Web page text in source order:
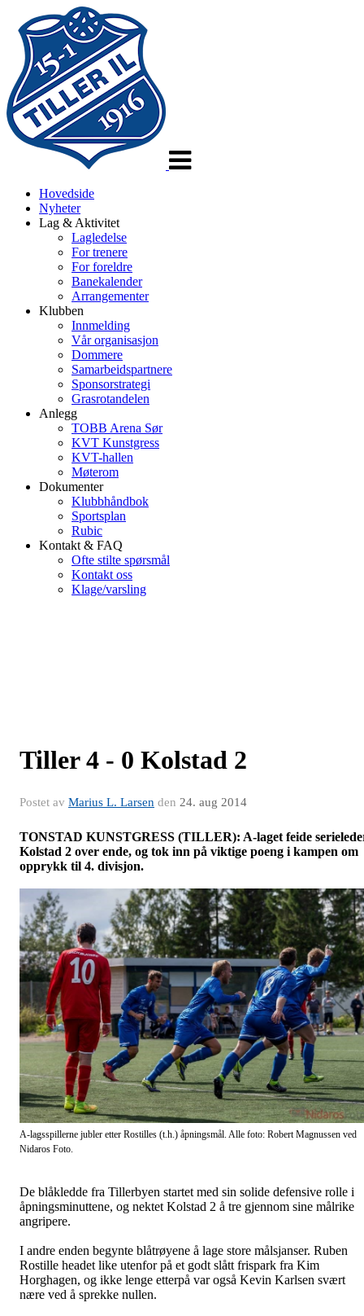
Hovedside
Nyheter
Lag & Aktivitet
Lagledelse
For trenere
For foreldre
Banekalender
Arrangementer
Klubben
Innmelding
Vår organisasjon
Dommere
Samarbeidspartnere
Sponsorstrategi
Grasrotandelen
Anlegg
TOBB Arena Sør
KVT Kunstgress
KVT-hallen
Møterom
Dokumenter
Klubbhåndbok
Sportsplan
Rubic
Kontakt & FAQ
Ofte stilte spørsmål
Kontakt oss
Klage/varsling
Tiller 4 - 0 Kolstad 2
Postet av Marius L. Larsen den 24. aug 2014
TONSTAD KUNSTGRESS (TILLER): A-laget feide
Kolstad 2 over ende, og tok inn på viktige poeng i kampen om
opprykk til 4. divisjon.
A-lagsspillerne jubler etter Rostilles (t.h.) åpningsmål. Alle foto: Robert Magnussen ved
Nidaros Foto.
De blåkledde fra Tillerbyen startet med sin solide defensive rolle i
åpningsminuttene, og nektet Kolstad 2 å tre gjennom sine målrike
angripere.
I andre enden begynte blåtrøyene å lage store målsjanser. Ruben
Rostille headet like utenfor på et godt slått frispark fra Kim
Horghagen, og ikke lenge etterpå var også Kevin Karlsen svært
nære ved å sprekke nullen.